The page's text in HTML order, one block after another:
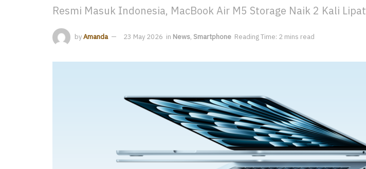
Resmi Masuk Indonesia, MacBook Air M5 Storage Naik 2 Kali Lipat
byAmanda 23 May 2026 in News, Smartphone Reading Time: 2 mins read